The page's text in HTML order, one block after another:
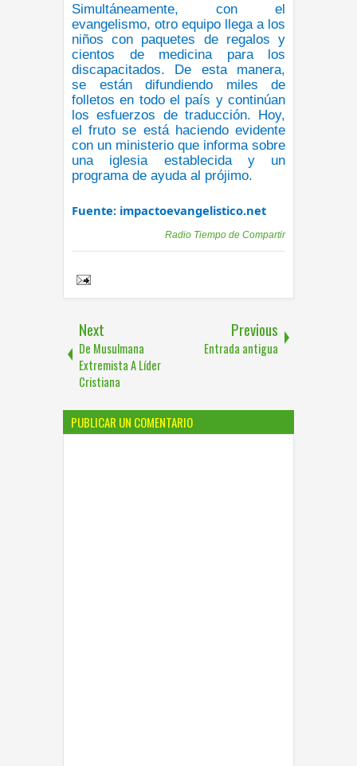
Simultáneamente, con el
evangelismo, otro equipo llega a los
niños con paquetes de regalos y
cientos de medicina para los
discapacitados. De esta manera,
se están difundiendo miles de
folletos en todo el país y continúan
los esfuerzos de traducción. Hoy,
el fruto se está haciendo evidente
con un ministerio que informa sobre
una iglesia establecida y un
programa de ayuda al prójimo.
Fuente: impactoevangelistico.net
Radio Tiempo de Compartir
Next
De Musulmana
Extremista A Líder
Cristiana
Previous
Entrada antigua
PUBLICAR UN COMENTARIO